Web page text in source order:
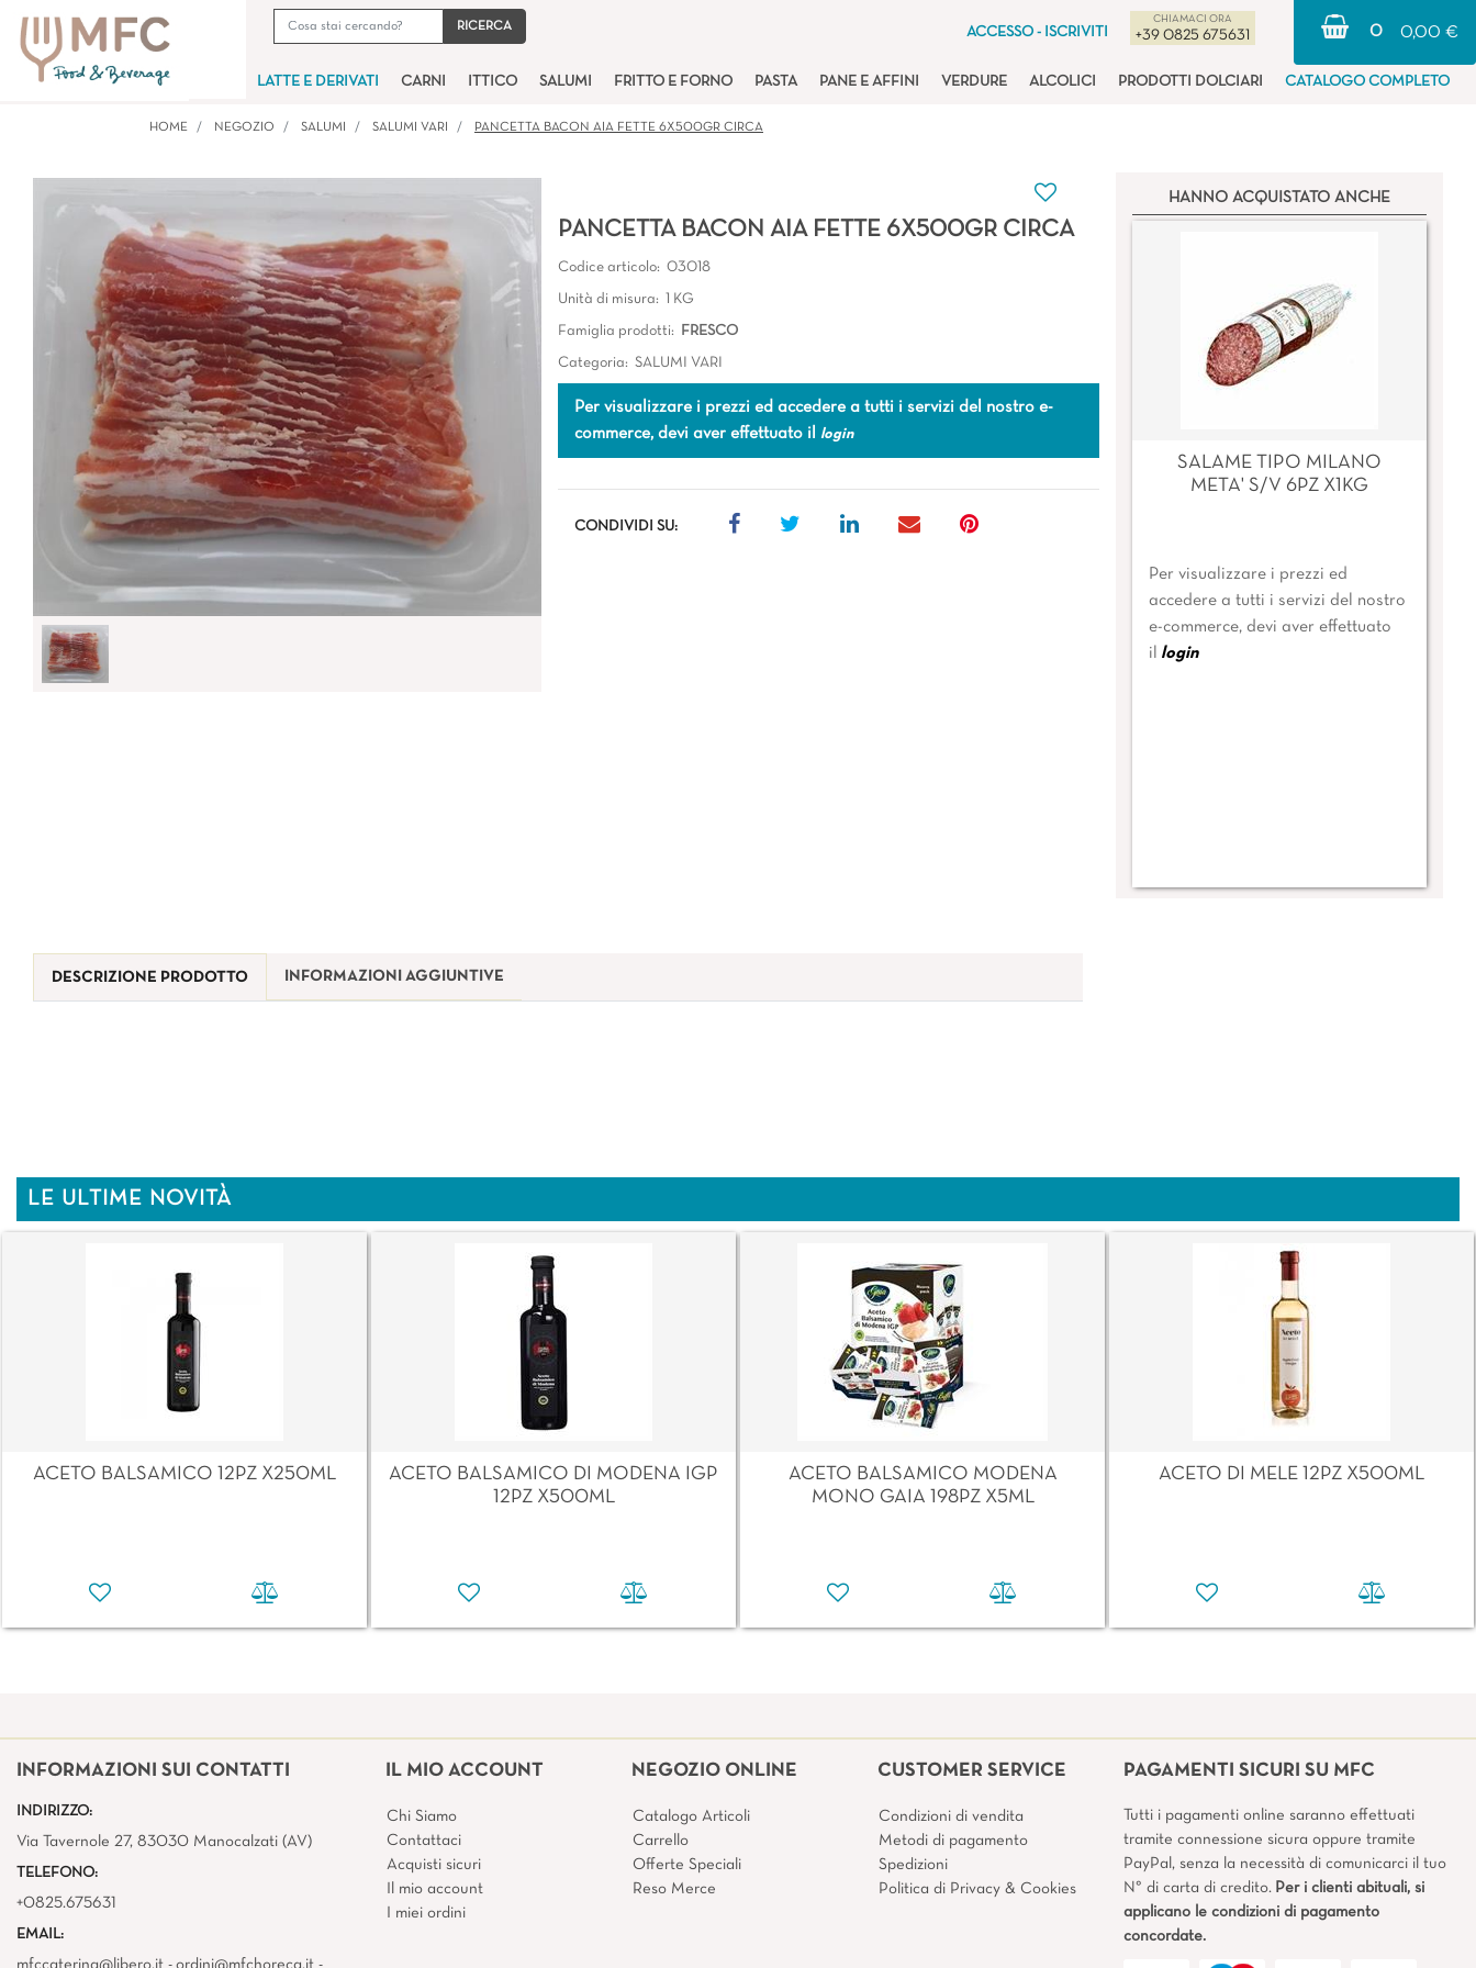
ACCESSO - ISCRIVITI
CHIAMACI ORA
+39 0825 675631 0 0,00 €
LATTE E DERIVATI CARNI ITTICO SALUMI FRITTO E FORNO PASTA PANE E AFFINI VERDURE ALCOLICI PRODOTTI DOLCIARI CATALOGO COMPLETO
HOME NEGOZIO SALUMI SALUMI VARI PANCETTA BACON AIA FETTE 6X500GR CIRCA
PANCETTA BACON AIA FETTE 6X500GR CIRCA
Codice articolo: 03018
Unità di misura: 1 KG
Famiglia prodotti: FRESCO
Categoria: SALUMI VARI
Per visualizzare i prezzi ed accedere a tutti i servizi del nostro e-
commerce, devi aver effettuato il login
CONDIVIDI SU:
HANNO ACQUISTATO ANCHE
SALAME TIPO MILANO
META' S/V 6PZ X1KG
Per visualizzare i prezzi ed
accedere a tutti i servizi del nostro
e-commerce, devi aver effettuato
il
login
DESCRIZIONE PRODOTTO INFORMAZIONI AGGIUNTIVE
LE ULTIME NOVITÀ
ACETO BALSAMICO 12PZ X250ML
ACETO BALSAMICO DI MODENA IGP
12PZ X500ML
ACETO BALSAMICO MODENA
MONO GAIA 198PZ X5ML
ACETO DI MELE 12PZ X500ML
INFORMAZIONI SUI CONTATTI
INDIRIZZO:
Via Tavernole 27, 83030 Manocalzati (AV)
TELEFONO:
+0825.675631
EMAIL:
mfccatering@libero.it - ordini@mfchoreca.it -
IL MIO ACCOUNT
Chi Siamo
Contattaci
Acquisti sicuri
Il mio account
I miei ordini
NEGOZIO ONLINE
Catalogo Articoli
Carrello
Offerte Speciali
Reso Merce
CUSTOMER SERVICE
Condizioni di vendita
Metodi di pagamento
Spedizioni
Politica di Privacy & Cookies
PAGAMENTI SICURI SU MFC
Tutti i pagamenti online saranno effettuati
tramite connessione sicura oppure tramite
PayPal, senza la necessità di comunicarci il tuo
N° di carta di credito. Per i clienti abituali, si
applicano le condizioni di pagamento
concordate.